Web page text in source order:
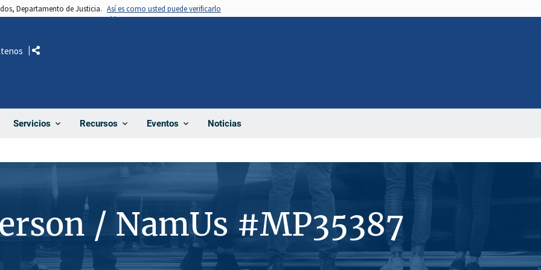
Departamento de Justicia. Así es como usted puede verificarlo
Servicios Recursos Eventos Noticias
Comparte
/ NamUs #MP35387